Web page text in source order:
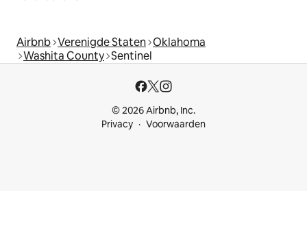
Airbnb Verenigde Staten Oklahoma
Washita County Sentinel
© 2026 Airbnb, Inc.
Privacy
Voorwaarden